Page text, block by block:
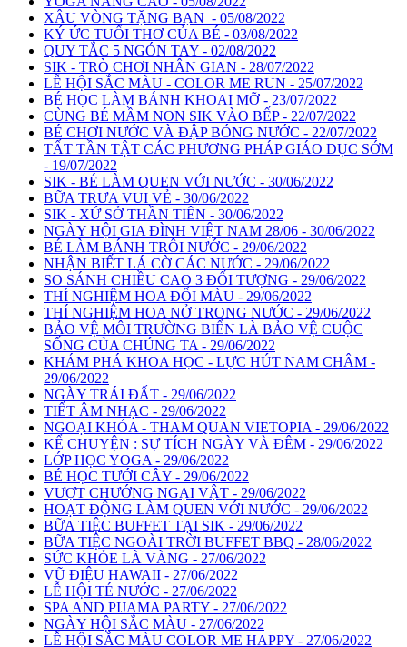
XÂU VÒNG TẶNG BẠN - 05/08/2022
KÝ ỨC TUỔI THƠ CỦA BÉ - 03/08/2022
QUY TẮC 5 NGÓN TAY - 02/08/2022
SIK - TRÒ CHƠI NHÂN GIAN - 28/07/2022
LỄ HỘI SẮC MÀU - COLOR ME RUN - 25/07/2022
BÉ HỌC LÀM BÁNH KHOAI MỠ - 23/07/2022
CÙNG BÉ MẦM NON SIK VÀO BẾP - 22/07/2022
BÉ CHƠI NƯỚC VÀ ĐẬP BÓNG NƯỚC - 22/07/2022
TẤT TẦN TẬT CÁC PHƯƠNG PHÁP GIÁO DỤC SỚM
- 19/07/2022
SIK - BÉ LÀM QUEN VỚI NƯỚC - 30/06/2022
BỮA TRƯA VUI VẺ - 30/06/2022
SIK - XỨ SỞ THẦN TIÊN - 30/06/2022
NGÀY HỘI GIA ĐÌNH VIỆT NAM 28/06 - 30/06/2022
BÉ LÀM BÁNH TRÔI NƯỚC - 29/06/2022
NHẬN BIẾT LÁ CỜ CÁC NƯỚC - 29/06/2022
SO SÁNH CHIỀU CAO 3 ĐỐI TƯỢNG - 29/06/2022
THÍ NGHIỆM HOA ĐỔI MÀU - 29/06/2022
THÍ NGHIỆM HOA NỞ TRONG NƯỚC - 29/06/2022
BẢO VỆ MÔI TRƯỜNG BIỂN LÀ BẢO VỆ CUỘC
SỐNG CỦA CHÚNG TA - 29/06/2022
KHÁM PHÁ KHOA HỌC - LỰC HÚT NAM CHÂM -
29/06/2022
NGÀY TRÁI ĐẤT - 29/06/2022
TIẾT ÂM NHẠC - 29/06/2022
NGOẠI KHÓA - THAM QUAN VIETOPIA - 29/06/2022
KỂ CHUYỆN : SỰ TÍCH NGÀY VÀ ĐÊM - 29/06/2022
LỚP HỌC YOGA - 29/06/2022
BÉ HỌC TƯỚI CÂY - 29/06/2022
VƯỢT CHƯỚNG NGẠI VẬT - 29/06/2022
HOẠT ĐỘNG LÀM QUEN VỚI NƯỚC - 29/06/2022
BỮA TIỆC BUFFET TẠI SIK - 29/06/2022
BỮA TIỆC NGOÀI TRỜI BUFFET BBQ - 28/06/2022
SỨC KHỎE LÀ VÀNG - 27/06/2022
VŨ ĐIỆU HAWAII - 27/06/2022
LỄ HỘI TÉ NƯỚC - 27/06/2022
SPA AND PIJAMA PARTY - 27/06/2022
NGÀY HỘI SẮC MÀU - 27/06/2022
LỄ HỘI SẮC MÀU COLOR ME HAPPY - 27/06/2022